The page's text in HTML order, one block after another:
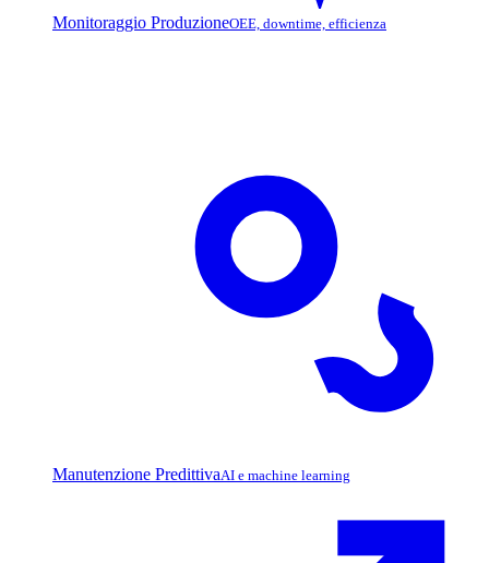
Monitoraggio ProduzioneOEE, downtime, efficienza
Manutenzione PredittivaAI e machine learning